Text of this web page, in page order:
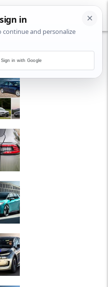
Sign in with Google